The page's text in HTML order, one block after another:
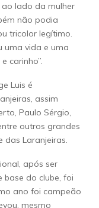
ao lado da mulher
não podia
tricolor legítimo.
uma vida e uma
carinho”.
Luis é
assim
Paulo Sérgio,
outros grandes
das Laranjeiras.
após ser
base do clube, foi
ano foi campeão
mesmo